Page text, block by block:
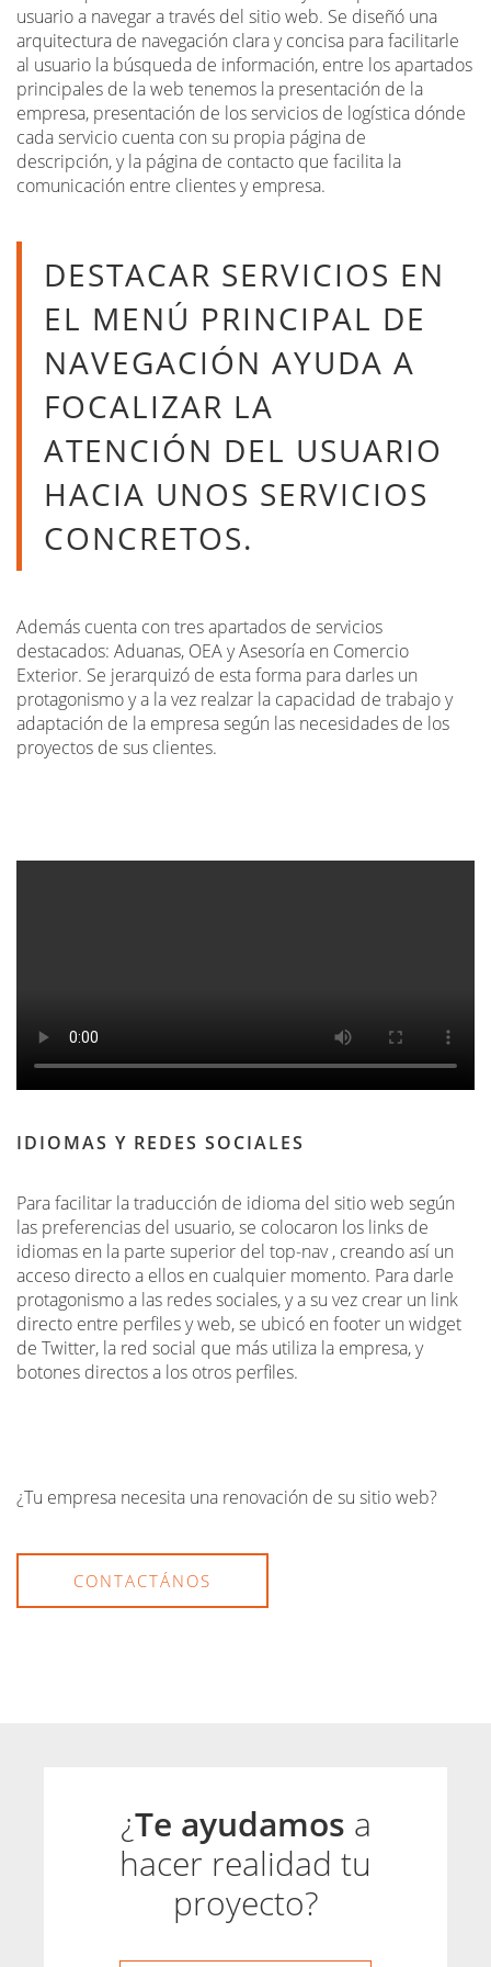
usuario a navegar a través del sitio web. Se diseñó una
arquitectura de navegación clara y concisa para facilitarle
al usuario la búsqueda de información, entre los apartados
principales de la web tenemos la presentación de la
empresa, presentación de los servicios de logística dónde
cada servicio cuenta con su propia página de
descripción, y la página de contacto que facilita la
comunicación entre clientes y empresa.
DESTACAR SERVICIOS EN
EL MENÚ PRINCIPAL DE
NAVEGACIÓN AYUDA A
FOCALIZAR LA
ATENCIÓN DEL USUARIO
HACIA UNOS SERVICIOS
CONCRETOS.
Además cuenta con tres apartados de servicios
destacados: Aduanas, OEA y Asesoría en Comercio
Exterior. Se jerarquizó de esta forma para darles un
protagonismo y a la vez realzar la capacidad de trabajo y
adaptación de la empresa según las necesidades de los
proyectos de sus clientes.
IDIOMAS Y REDES SOCIALES
Para facilitar la traducción de idioma del sitio web según
las preferencias del usuario, se colocaron los links de
idiomas en la parte superior del top-nav , creando así un
acceso directo a ellos en cualquier momento. Para darle
protagonismo a las redes sociales, y a su vez crear un link
directo entre perfiles y web, se ubicó en footer un widget
de Twitter, la red social que más utiliza la empresa, y
botones directos a los otros perfiles.
¿Tu empresa necesita una renovación de su sitio web?
CONTACTÁNOS
¿Te ayudamos a
hacer realidad tu
proyecto?